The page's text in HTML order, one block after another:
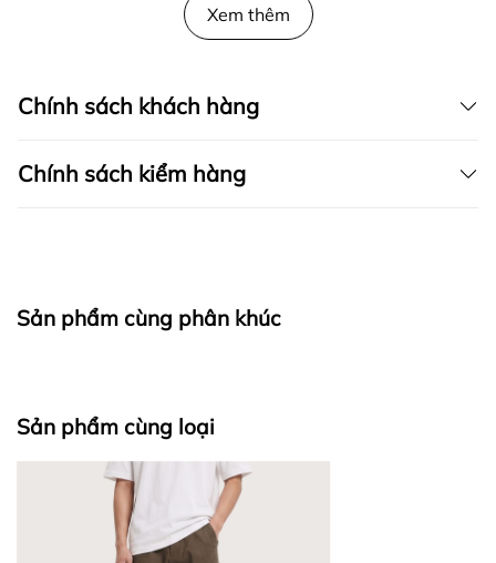
Xem thêm
Chính sách khách hàng
Chính sách kiểm hàng
Sản phẩm cùng phân khúc
Sản phẩm cùng loại